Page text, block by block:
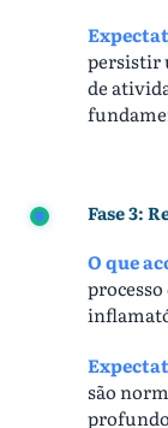
persistir
de
Fase 3:
O que
são